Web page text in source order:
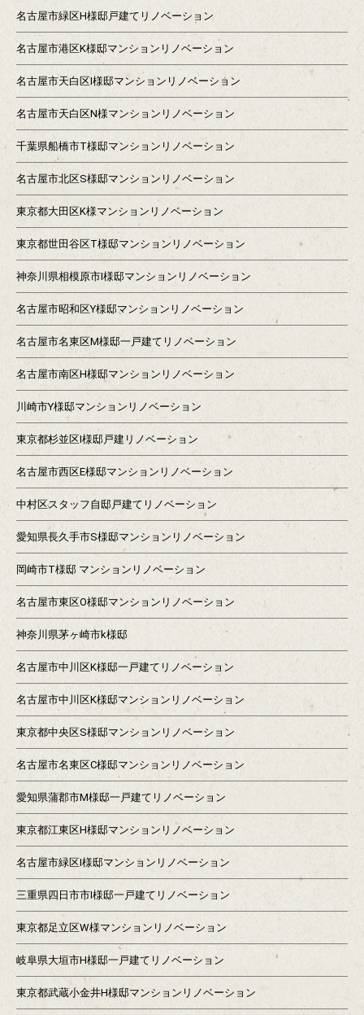
名古屋市緑区H様邸戸建てリノベーション
名古屋市港区K様邸マンションリノベーション
名古屋市天白区I様邸マンションリノベーション
名古屋市天白区N様マンションリノベーション
千葉県船橋市T様邸マンションリノベーション
名古屋市北区S様邸マンションリノベーション
東京都大田区K様マンションリノベーション
東京都世田谷区T様邸マンションリノベーション
神奈川県相模原市I様邸マンションリノベーション
名古屋市昭和区Y様邸マンションリノベーション
名古屋市名東区M様邸一戸建てリノベーション
名古屋市南区H様邸マンションリノベーション
川崎市Y様邸マンションリノベーション
東京都杉並区I様邸戸建リノベーション
名古屋市西区E様邸マンションリノベーション
中村区スタッフ自邸戸建てリノベーション
愛知県長久手市S様邸マンションリノベーション
岡崎市T様邸 マンションリノベーション
名古屋市東区O様邸マンションリノベーション
神奈川県茅ヶ崎市k様邸
名古屋市中川区K様邸一戸建てリノベーション
名古屋市中川区K様邸マンションリノベーション
東京都中央区S様邸マンションリノベーション
名古屋市名東区C様邸マンションリノベーション
愛知県蒲郡市M様邸一戸建てリノベーション
東京都江東区H様邸マンションリノベーション
名古屋市緑区I様邸マンションリノベーション
三重県四日市市I様邸一戸建てリノベーション
東京都足立区W様マンションリノベーション
岐阜県大垣市H様邸一戸建てリノベーション
東京都武蔵小金井H様邸マンションリノベーション